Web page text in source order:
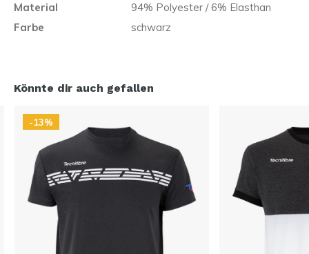
Material
94% Polyester / 6% Elasthan
Farbe
schwarz
Könnte dir auch gefallen
-13%